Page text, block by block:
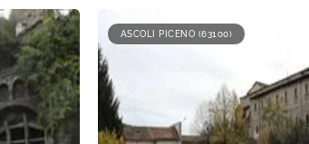
ASCOLI PICENO (63100)